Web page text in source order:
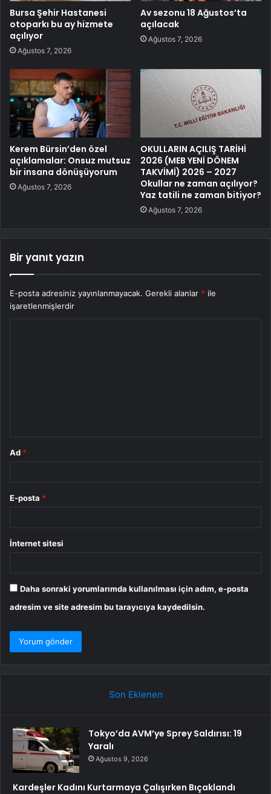
Bursa Şehir Hastanesi
otoparkı bu ay hizmete
açılıyor
Ağustos 7, 2026
Av sezonu 18 Ağustos’ta
açılacak
Ağustos 7, 2026
Kerem Bürsin’den özel
açıklamalar: Onsuz mutsuz
bir insana dönüşüyorum
Ağustos 7, 2026
OKULLARIN AÇILIŞ TARİHİ
2026 (MEB YENİ DÖNEM
TAKVİMİ) 2026 – 2027
Okullar ne zaman açılıyor?
Yaz tatili ne zaman bitiyor?
Ağustos 7, 2026
Bir yanıt yazın
E-posta adresiniz yayınlanmayacak. Gerekli alanlar * ile
işaretlenmişlerdir
Ad *
E-posta *
İnternet sitesi
Daha sonraki yorumlarımda kullanılması için adım, e-posta
adresim ve site adresim bu tarayıcıya kaydedilsin.
Son Eklenen
Tokyo’da AVM’ye Sprey Saldırısı: 19
Yaralı
Ağustos 9, 2026
Kardeşler Kadını Kurtarmaya Çalışırken Bıçaklandı